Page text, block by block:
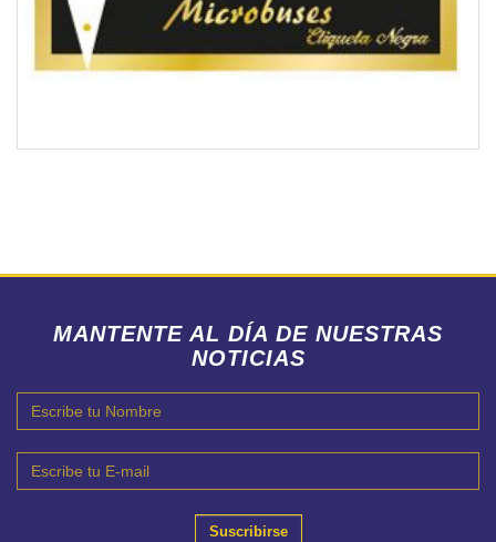
MANTENTE AL DÍA DE NUESTRAS
NOTICIAS
Suscribirse